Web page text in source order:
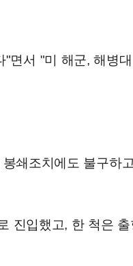
서 "미 해군, 해병
쇄조치에도 불구하
진입했고, 한 척은